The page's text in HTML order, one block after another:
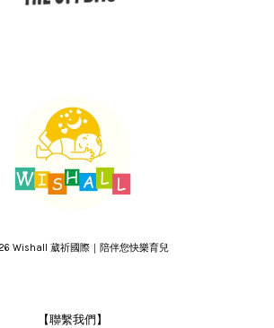
Wishall 葳祈國際｜陪伴您快樂育兒
【聯繫我們】